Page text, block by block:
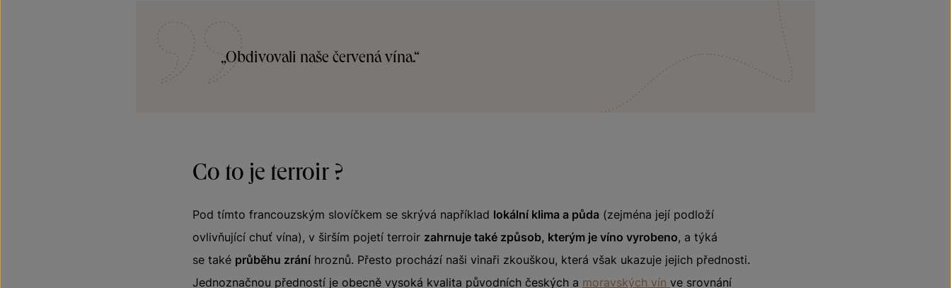
„Obdivovali naše červená vína.“
Co to je terroir ?
Pod tímto francouzským slovíčkem se skrývá například lokální klima a půda (zejména její podloží
ovlivňující chuť vína), v širším pojetí terroir zahrnuje také způsob, kterým je víno vyrobeno, a týká
se také průběhu zráníhroznů. Přesto prochází naši vinaři zkouškou, která však ukazuje jejich přednosti.
Jednoznačnou předností je obecně vysoká kvalita původních českých a moravských vín ve srovnání